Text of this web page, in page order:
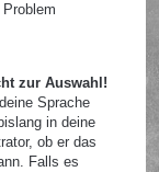
zur Auswahl!
Sprache
in deine
ob er das
Falls es